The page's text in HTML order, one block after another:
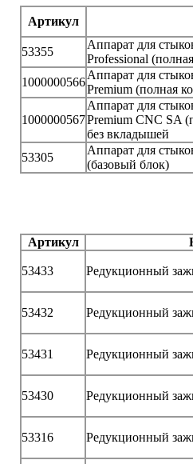
Артикул
53355
Аппарат для
Professional
1000000566
Аппарат для
Premium (полная
1000000567
Аппарат для
Premium CNC SA
без вкладышей
53305
Аппарат для
(базовый блок)
Артикул
53433 Редукционный
53432 Редукционный
53431 Редукционный
53430 Редукционный
53316 Редукционный